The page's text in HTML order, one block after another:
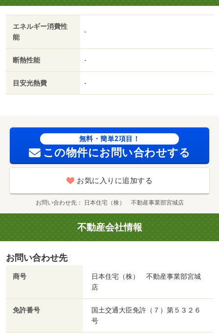
エネルギー消費性
能
-
断熱性能 -
目安光熱費 -
無料・簡単2項目！
この物件にお問い合わせする
お気に入りに追加する
お問い合わせ先 日本住宅（株） 不動産事業部宮城店
不動産会社情報
お問い合わせ先
商号
日本住宅（株） 不動産事業部宮城
店
免許番号
国土交通大臣免許（７）第５３２６
号